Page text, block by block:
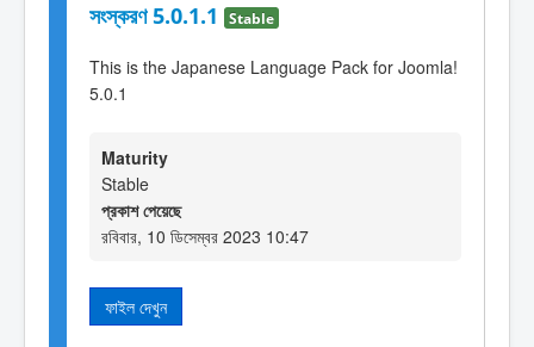
সংস্করণ 5.0.1.1 Stable
This is the Japanese Language Pack for Joomla!
5.0.1
Maturity
Stable
প্রকাশ পেয়েছে
রবিবার, 10 ডিসেম্বর 2023 10:47
ফাইল দেখুন